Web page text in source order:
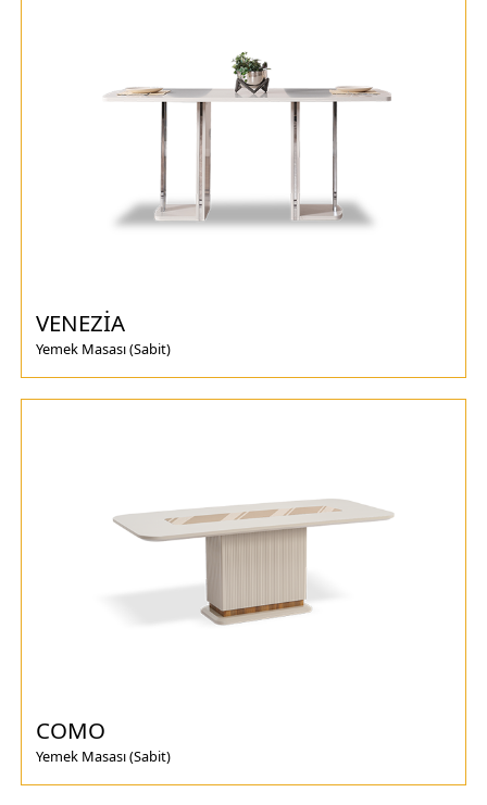
VENEZİA
Yemek Masası (Sabit)
COMO
Yemek Masası (Sabit)